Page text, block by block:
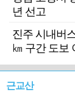
년 선고
진주 시내버
㎞ 구간 도보
근교산